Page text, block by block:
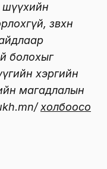
зөвхөн
болохыг
хэргийн
магадлалын
холбоосо